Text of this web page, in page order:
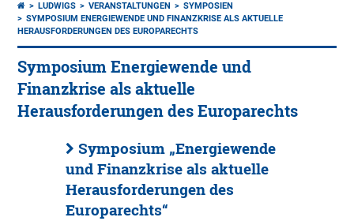
LUDWIGS VERANSTALTUNGEN
SYMPOSIEN
SYMPOSIUM ENERGIEWENDE UND FINANZKRISE ALS AKTUELLE
HERAUSFORDERUNGEN DES EUROPARECHTS
Symposium Energiewende und
Finanzkrise als aktuelle
Herausforderungen des Europarechts
Symposium „Energiewende
und Finanzkrise als aktuelle
Herausforderungen des
Europarechts“